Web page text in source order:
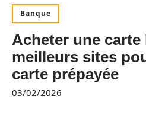
Banque
Acheter une carte
meilleurs sites
carte prépayée
03/02/2026